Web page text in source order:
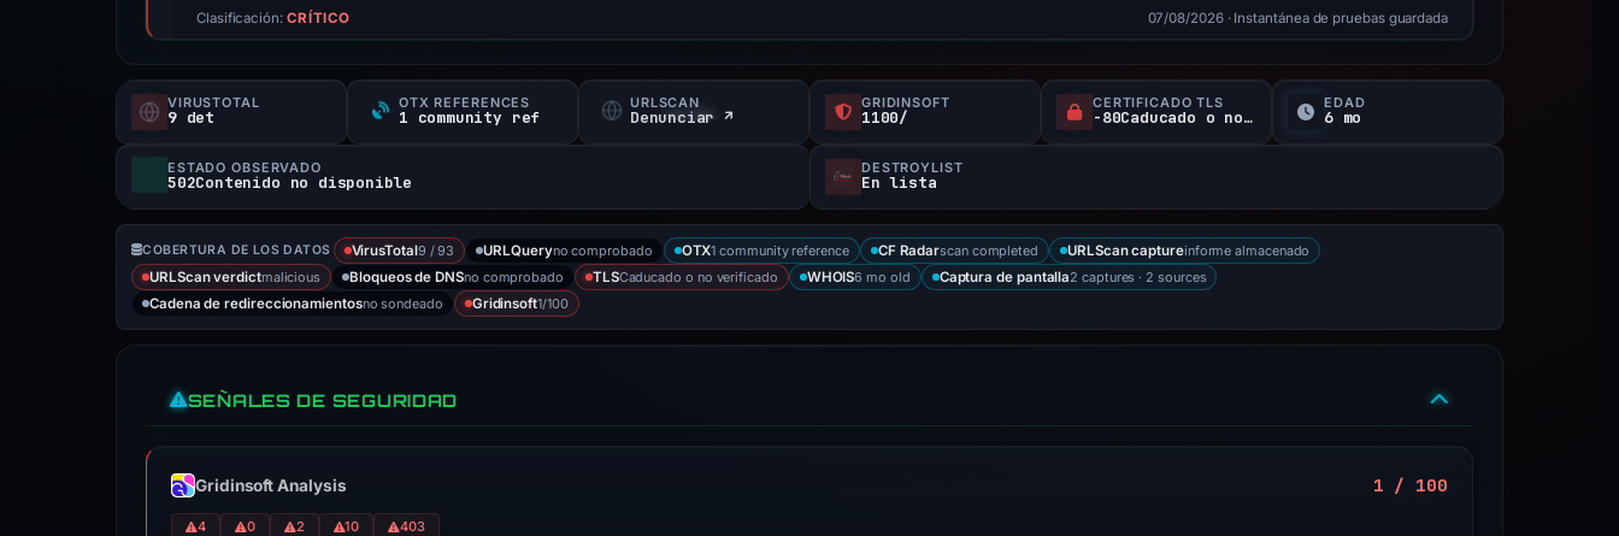
Clasificación: CRÍTICO 07/08/2026· Instantánea de pruebas guardada
VIRUSTOTAL
9 det
OTX REFERENCES
1 community ref
URLSCAN
Denunciar ↗
GRIDINSOFT
1100/
CERTIFICADO TLS
-80Caducado o no verificado d
EDAD
6 mo
ESTADO OBSERVADO
502Contenido no disponible
DESTROYLIST
En lista
COBERTURA DE LOS DATOS VirusTotal9 / 93 URLQueryno comprobado OTX1 community reference CF Radarscan completed URLScan captureinforme almacenado
URLScan verdictmalicious Bloqueos de DNSno comprobado TLSCaducado o no verificado WHOIS6 mo old Captura de pantalla2 captures · 2 sources
Cadena de redireccionamientosno sondeado Gridinsoft1/100
SEÑALES DE SEGURIDAD
Gridinsoft Analysis 1 / 100
4 0 2 10 403